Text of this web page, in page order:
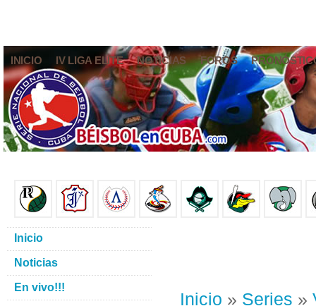
INICIO IV LIGA ELITE NOTICIAS FOROS
Inicio » Series »
Inicio
Noticias
En vivo!!!